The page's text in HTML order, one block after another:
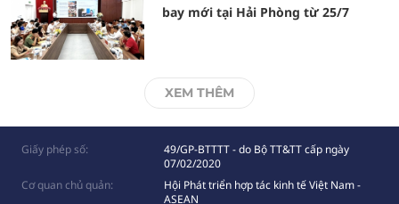
bay mới tại Hải Phòng từ 25/7
XEM THÊM
Giấy phép số:
49/GP-BTTTT - do Bộ TT&TT cấp ngày
07/02/2020
Cơ quan chủ quản:
Hội Phát triển hợp tác kinh tế Việt Nam -
ASEAN